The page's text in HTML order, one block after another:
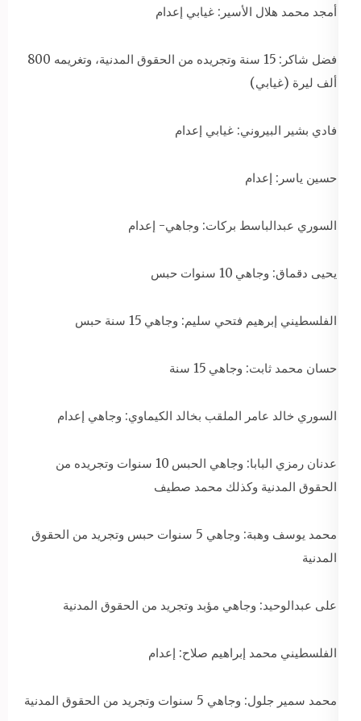
أمجد محمد هلال الأسير: غيابي إعدام
فضل شاكر: 15 سنة وتجريده من الحقوق المدنية، وتغريمه 800
ألف ليرة (غيابي)
فادي بشير البيروني: غيابي إعدام
حسين ياسر: إعدام
السوري عبدالباسط بركات: وجاهي- إعدام
يحيى دقماق: وجاهي 10 سنوات حبس
الفلسطيني إبرهيم فتحي سليم: وجاهي 15 سنة حبس
حسان محمد ثابت: وجاهي 15 سنة
السوري خالد عامر الملقب بخالد الكيماوي: وجاهي إعدام
عدنان رمزي البابا: وجاهي الحبس 10 سنوات وتجريده من
الحقوق المدنية وكذلك محمد صطيف
محمد يوسف وهبة: وجاهي 5 سنوات حبس وتجريد من الحقوق
المدنية
على عبدالوحيد: وجاهي مؤبد وتجريد من الحقوق المدنية
الفلسطيني محمد إبراهيم صلاح: إعدام
محمد سمير جلول: وجاهي 5 سنوات وتجريد من الحقوق المدنية